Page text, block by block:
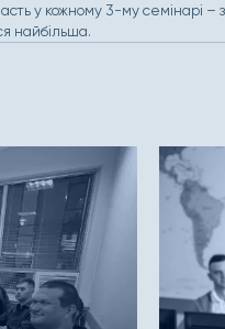
у кожному 3-му семінарі –
найбільша.